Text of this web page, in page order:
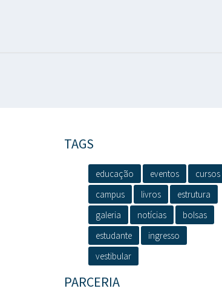
TAGS
educação eventos
cursos
campus
livros
estrutura
galeria
notícias
bolsas
estudante
ingresso
vestibular
PARCERIA